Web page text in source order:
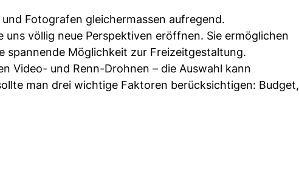
Fotografen gleichermassen aufregend.
völlig neue Perspektiven eröffnen. Sie ermöglichen
spannende Möglichkeit zur Freizeitgestaltung.
Video- und Renn-Drohnen – die Auswahl kann
man drei wichtige Faktoren berücksichtigen: Budget,